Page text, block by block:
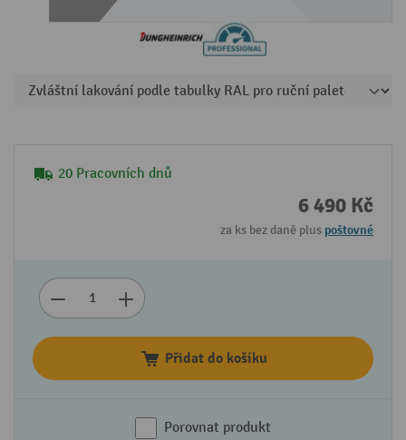
20 Pracovních dnů
6 490 Kč
za ks bez daně plus poštovné
Přidat do košíku
Porovnat produkt